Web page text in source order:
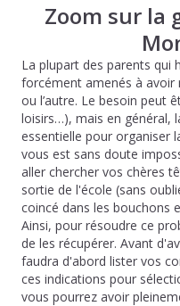
Zoom sur la
La plupart des parents
forcément amenés à
ou l’autre. Le besoin peut
loisirs…), mais en général,
essentielle pour organiser
vous est sans doute
aller chercher vos chères
sortie de l'école (sans
coincé dans les bouchons
Ainsi, pour résoudre ce
de les récupérer. Avant
faudra d'abord lister vos
ces indications pour
vous pourrez avoir